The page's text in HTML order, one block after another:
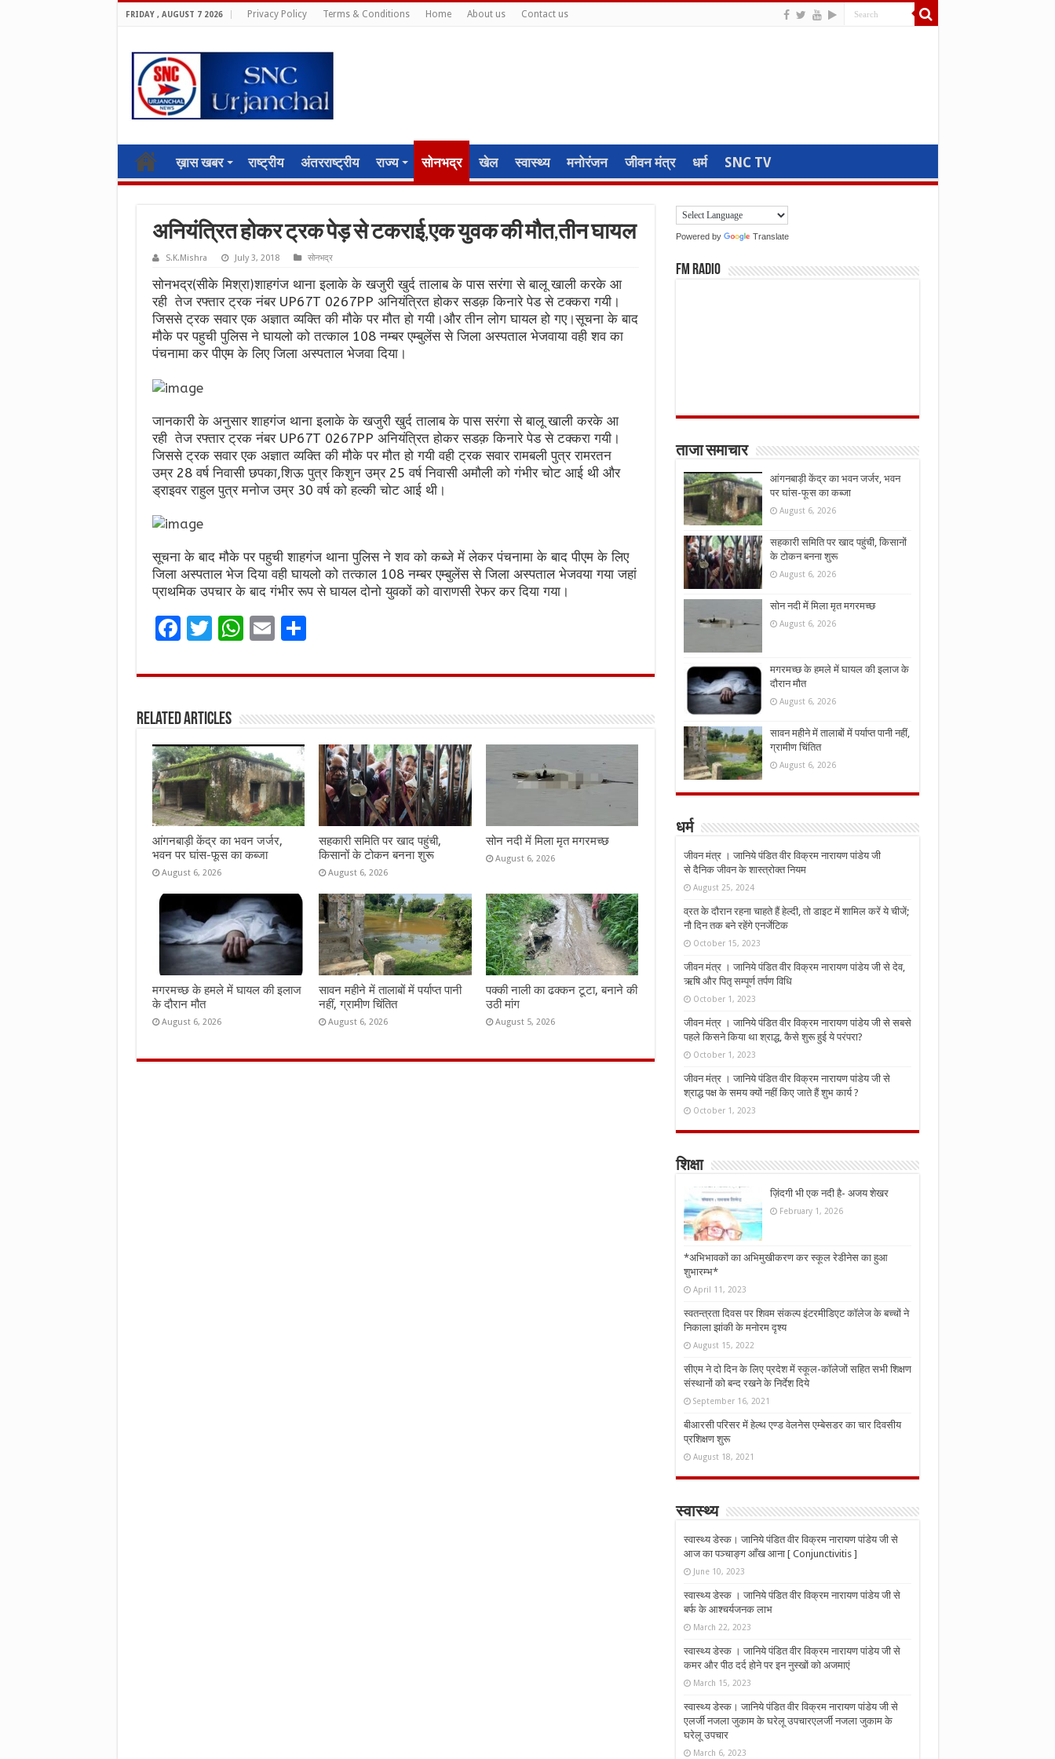
FRIDAY , AUGUST 7 2026 Privacy Policy Terms & Conditions Home About us Contact us
ख़ास खबर राष्ट्रीय अंतरराष्ट्रीय राज्य सोनभद्र खेल स्वास्थ्य मनोरंजन जीवन मंत्र धर्म SNC TV
अनियंत्रित होकर ट्रक पेड़ से टकराई,एक युवक की मौत,तीन घायल
S.K.Mishra July 3, 2018 सोनभद्र
सोनभद्र(सीके मिश्रा)शाहगंज थाना इलाके के खजुरी खुर्द तालाब के पास सरंगा से बालू खाली करके आ
रही तेज रफ्तार ट्रक नंबर UP67T 0267PP अनियंत्रित होकर सडक़ किनारे पेड से टक्करा गयी।
जिससे ट्रक सवार एक अज्ञात व्यक्ति की मौके पर मौत हो गयी।और तीन लोग घायल हो गए।सूचना के बाद
मौके पर पहुची पुलिस ने घायलो को तत्काल 108 नम्बर एम्बुलेंस से जिला अस्पताल भेजवाया वही शव का
पंचनामा कर पीएम के लिए जिला अस्पताल भेजवा दिया।
जानकारी के अनुसार शाहगंज थाना इलाके के खजुरी खुर्द तालाब के पास सरंगा से बालू खाली करके आ
रही तेज रफ्तार ट्रक नंबर UP67T 0267PP अनियंत्रित होकर सडक़ किनारे पेड से टक्करा गयी।
जिससे ट्रक सवार एक अज्ञात व्यक्ति की मौके पर मौत हो गयी वही ट्रक सवार रामबली पुत्र रामरतन
उम्र 28 वर्ष निवासी छपका,शिऊ पुत्र किशुन उम्र 25 वर्ष निवासी अमौली को गंभीर चोट आई थी और
ड्राइवर राहुल पुत्र मनोज उम्र 30 वर्ष को हल्की चोट आई थी।
सूचना के बाद मौके पर पहुची शाहगंज थाना पुलिस ने शव को कब्जे में लेकर पंचनामा के बाद पीएम के लिए
जिला अस्पताल भेज दिया वही घायलो को तत्काल 108 नम्बर एम्बुलेंस से जिला अस्पताल भेजवया गया जहां
प्राथमिक उपचार के बाद गंभीर रूप से घायल दोनो युवकों को वाराणसी रेफर कर दिया गया।
F
ce
o
o
k
T
it
r
W
at
A
p
p
E
ai
S
ar
Related Articles
आंगनबाड़ी केंद्र का भवन जर्जर,
भवन पर घांस-फूस का कब्जा
August 6, 2026
सहकारी समिति पर खाद पहुंची,
किसानों के टोकन बनना शुरू
August 6, 2026
सोन नदी में मिला मृत मगरमच्छ
August 6, 2026
मगरमच्छ के हमले में घायल की इलाज
के दौरान मौत
August 6, 2026
सावन महीने में तालाबों में पर्याप्त पानी
नहीं, ग्रामीण चिंतित
August 6, 2026
पक्की नाली का ढक्कन टूटा, बनाने की
उठी मांग
August 5, 2026
Powered by Translate
FM Radio
ताजा समाचार
आंगनबाड़ी केंद्र का भवन जर्जर, भवन
पर घांस-फूस का कब्जा
August 6, 2026
सहकारी समिति पर खाद पहुंची, किसानों
के टोकन बनना शुरू
August 6, 2026
सोन नदी में मिला मृत मगरमच्छ
August 6, 2026
मगरमच्छ के हमले में घायल की इलाज के
दौरान मौत
August 6, 2026
सावन महीने में तालाबों में पर्याप्त पानी नहीं,
ग्रामीण चिंतित
August 6, 2026
धर्म
जीवन मंत्र । जानिये पंडित वीर विक्रम नारायण पांडेय जी
से दैनिक जीवन के शास्त्रोक्त नियम
August 25, 2024
व्रत के दौरान रहना चाहते हैं हेल्दी, तो डाइट में शामिल करें ये चीजें;
नौ दिन तक बने रहेंगे एनर्जेटिक
October 15, 2023
जीवन मंत्र । जानिये पंडित वीर विक्रम नारायण पांडेय जी से देव,
ऋषि और पितृ सम्पूर्ण तर्पण विधि
October 1, 2023
जीवन मंत्र । जानिये पंडित वीर विक्रम नारायण पांडेय जी से सबसे
पहले किसने किया था श्राद्ध, कैसे शुरू हुई ये परंपरा?
October 1, 2023
जीवन मंत्र । जानिये पंडित वीर विक्रम नारायण पांडेय जी से
श्राद्ध पक्ष के समय क्यों नहीं किए जाते हैं शुभ कार्य ?
October 1, 2023
शिक्षा
ज़िंदगी भी एक नदी है- अजय शेखर
February 1, 2026
*अभिभावकों का अभिमुखीकरण कर स्कूल रेडीनेस का हुआ
शुभारम्भ*
April 11, 2023
स्वतन्त्रता दिवस पर शिवम संकल्प इंटरमीडिएट कॉलेज के बच्चों ने
निकाला झांकी के मनोरम दृश्य
August 15, 2022
सीएम ने दो दिन के लिए प्रदेश में स्कूल-कॉलेजों सहित सभी शिक्षण
संस्थानों को बन्द रखने के निर्देश दिये
September 16, 2021
बीआरसी परिसर में हेल्थ एण्ड वेलनेस एम्बेसडर का चार दिवसीय
प्रशिक्षण शुरू
August 18, 2021
स्वास्थ्य
स्वास्थ्य डेस्क। जानिये पंडित वीर विक्रम नारायण पांडेय जी से
आज का पञ्चाङ्ग आँख आना [ Conjunctivitis ]
June 10, 2023
स्वास्थ्य डेस्क । जानिये पंडित वीर विक्रम नारायण पांडेय जी से
बर्फ के आश्चर्यजनक लाभ
March 22, 2023
स्वास्थ्य डेस्क । जानिये पंडित वीर विक्रम नारायण पांडेय जी से
कमर और पीठ दर्द होने पर इन नुस्‍खों को अजमाएं
March 15, 2023
स्वास्थ्य डेस्क। जानिये पंडित वीर विक्रम नारायण पांडेय जी से
एलर्जी नजला जुकाम के घरेलू उपचारएलर्जी नजला जुकाम के
घरेलू उपचार
March 6, 2023